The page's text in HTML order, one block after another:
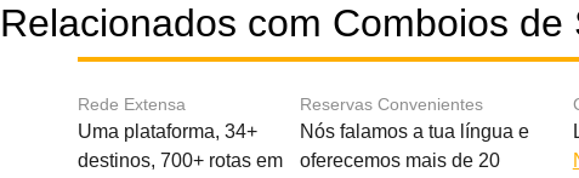
Relacionados com Comboios de
Rede Extensa
Uma plataforma, 34+
destinos, 700+ rotas em
Reservas Convenientes
Nós falamos a tua língua e
oferecemos mais de 20